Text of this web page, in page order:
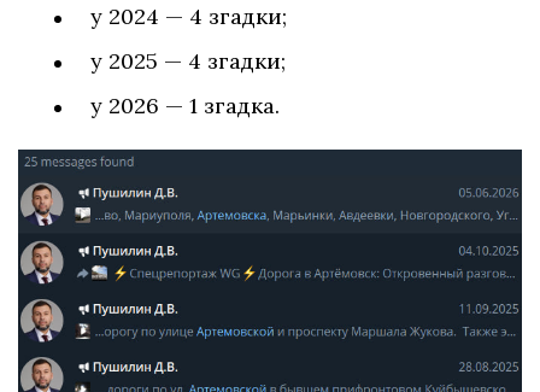
у 2024 — 4 згадки;
у 2025 — 4 згадки;
у 2026 — 1 згадка.